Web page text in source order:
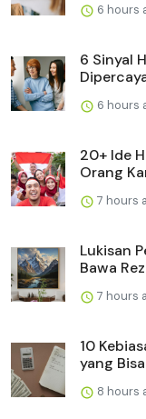
6 hours
6 Sinyal
6 hours
20+ Ide
Orang
7 hours
Lukisan
Bawa
7 hours
10
yang
8 hours